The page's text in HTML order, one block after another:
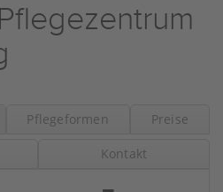
Pflegeformen Preise
Kontakt